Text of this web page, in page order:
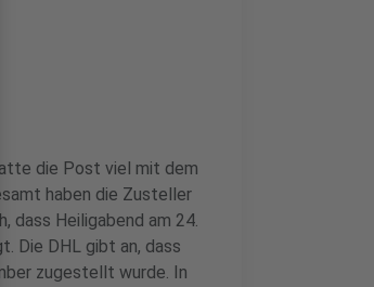
die Post viel mit dem
haben die Zusteller
dass Heiligabend am 24.
Die DHL gibt an, dass
zugestellt wurde. In